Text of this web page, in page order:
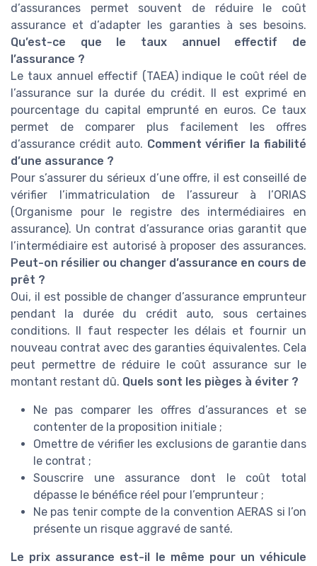
d’assurances permet souvent de réduire le coût
assurance et d’adapter les garanties à ses besoins.
Qu’est-ce que le taux annuel effectif de
l’assurance ?
Le taux annuel effectif (TAEA) indique le coût réel de
l’assurance sur la durée du crédit. Il est exprimé en
pourcentage du capital emprunté en euros. Ce taux
permet de comparer plus facilement les offres
d’assurance crédit auto. Comment vérifier la fiabilité
d’une assurance ?
Pour s’assurer du sérieux d’une offre, il est conseillé de
vérifier l’immatriculation de l’assureur à l’ORIAS
(Organisme pour le registre des intermédiaires en
assurance). Un contrat d’assurance orias garantit que
l’intermédiaire est autorisé à proposer des assurances.
Peut-on résilier ou changer d’assurance en cours de
prêt ?
Oui, il est possible de changer d’assurance emprunteur
pendant la durée du crédit auto, sous certaines
conditions. Il faut respecter les délais et fournir un
nouveau contrat avec des garanties équivalentes. Cela
peut permettre de réduire le coût assurance sur le
montant restant dû. Quels sont les pièges à éviter ?
Ne pas comparer les offres d’assurances et se
contenter de la proposition initiale ;
Omettre de vérifier les exclusions de garantie dans
le contrat ;
Souscrire une assurance dont le coût total
dépasse le bénéfice réel pour l’emprunteur ;
Ne pas tenir compte de la convention AERAS si l’on
présente un risque aggravé de santé.
Le prix assurance est-il le même pour un véhicule